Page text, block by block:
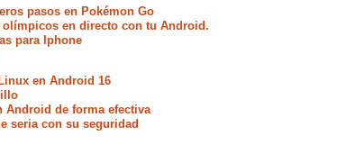
pasos en Pokémon Go
en directo con tu Android.
para Iphone
en Android 16
Android de forma efectiva
seria con su seguridad